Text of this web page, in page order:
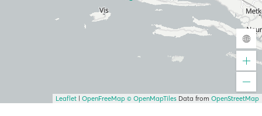
Leaflet OpenFreeMap © OpenMapTiles Data from OpenStreetMap